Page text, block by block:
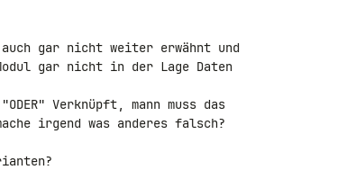
gar nicht weiter erwähnt und
gar nicht in der Lage Daten
Verknüpft, mann muss das
irgend was anderes falsch?